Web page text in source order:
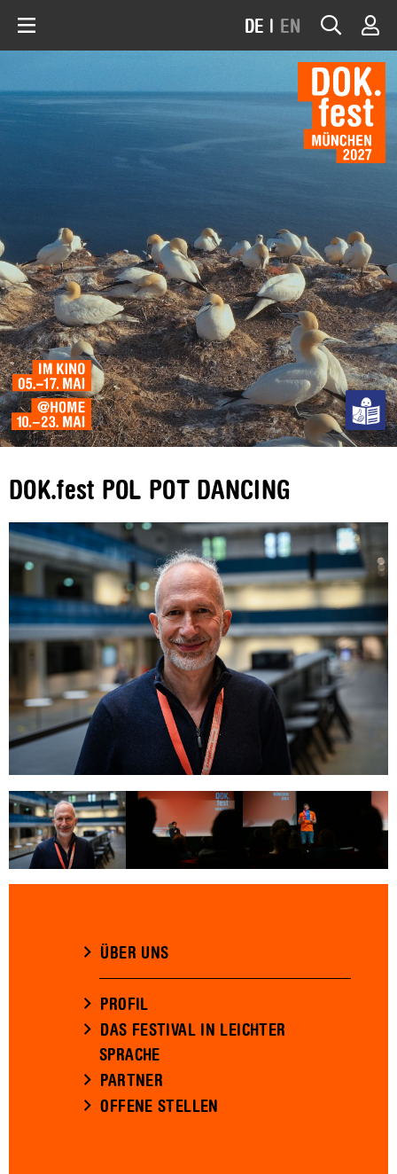
DE | EN
DOK.fest POL POT DANCING
ÜBER UNS
PROFIL
DAS FESTIVAL IN LEICHTER
SPRACHE
PARTNER
OFFENE STELLEN